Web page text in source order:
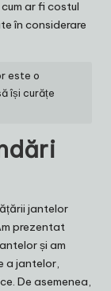
ar fi costul
în considerare
este o
își curățe
jantelor
prezentat
și am
a jantelor,
De asemenea,